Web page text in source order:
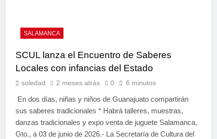
SALAMANCA
SCUL lanza el Encuentro de Saberes
Locales con infancias del Estado
soledad 2 meses atrás 0 6 minutos
En dos días, niñas y niños de Guanajuato compartirán
sus saberes tradicionales * Habrá talleres, muestras,
danzas tradicionales y expo venta de juguete Salamanca,
Gto., a 03 de junio de 2026.- La Secretaría de Cultura del